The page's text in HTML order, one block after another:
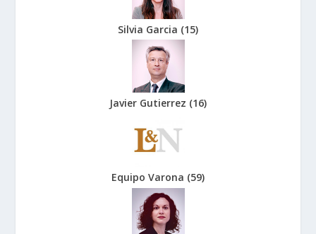
Silvia Garcia (15)
Javier Gutierrez (16)
Equipo Varona (59)